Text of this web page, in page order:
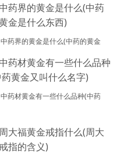
中药界的黄金是什么(中药的黄金
中药材黄金有一些什么品种(中药